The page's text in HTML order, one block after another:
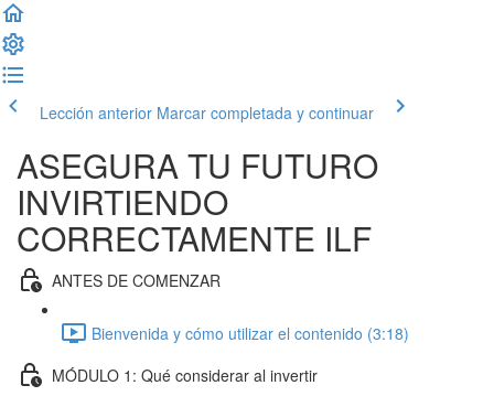
Lección anterior Marcar completada y continuar
ASEGURA TU FUTURO
INVIRTIENDO
CORRECTAMENTE ILF
ANTES DE COMENZAR
Bienvenida y cómo utilizar el contenido (3:18)
MÓDULO 1: Qué considerar al invertir